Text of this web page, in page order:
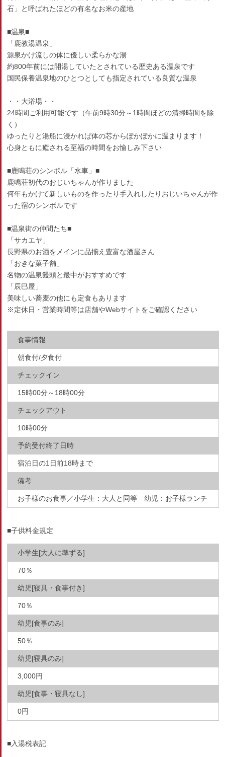
石」と呼ばれたほどの有名なお米の産地
■温泉■
「鹿教湯温泉」
源泉かけ流しの体に優しい柔らかな湯
約800年前には開湯していたとされている歴史ある温泉です
国民保養温泉地のひとつとしても指定されている良質な温泉
・・大浴場・・
24時間ご利用可能です（午前9時30分～1時間ほどの清掃時間を除
く）
ゆったりと湯船に浸かれば体の芯からぽかぽかに温まります！
心身ともに癒される至福の時間をお愉しみ下さい
■鹿鳴荘のシンボル「水車」■
鹿鳴荘初代のおじいちゃんが作りました
何年もかけて新しいものを作ったり手入れしたりおじいちゃんが作
った宿のシンボルです
■温泉街の仲間たち■
「サカエヤ」
長野県のお酒をメインに品揃え豊富な酒屋さん
「おきな菓子舗」
名物の温泉饅頭と最中がおすすめです
「辰巳屋」
美味しい蕎麦の他にも定食もあります
※定休日・営業時間等は店舗やWebサイトをご確認ください
食事情報
朝食付/夕食付
チェックイン
15時00分～18時00分
チェックアウト
10時00分
予約受付終了日時
宿泊日の1日前18時まで
備考
お子様のお食事／小学生：大人と同等 幼児：お子様ランチ
■子供料金規定
小学生[大人に準ずる]
70％
幼児[寝具・食事付き]
70％
幼児[食事のみ]
50％
幼児[寝具のみ]
3,000円
幼児[食事・寝具なし]
0円
■入湯税表記